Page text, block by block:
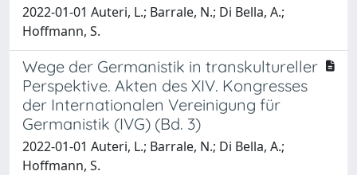
2022-01-01 Auteri, L.; Barrale, N.; Di Bella, A.;
Hoffmann, S.
Wege der Germanistik in transkultureller
Perspektive. Akten des XIV. Kongresses
der Internationalen Vereinigung für
Germanistik (IVG) (Bd. 3)
2022-01-01 Auteri, L.; Barrale, N.; Di Bella, A.;
Hoffmann, S.